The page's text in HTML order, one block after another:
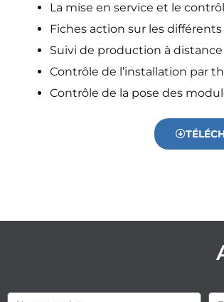
La mise en service et le
Fiches action sur les
Suivi de production à distance
Contrôle de l’installation par
Contrôle de la pose des